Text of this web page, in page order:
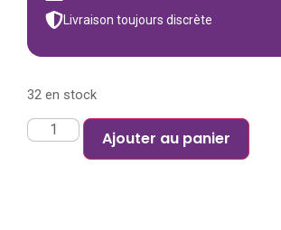
Livraison toujours discrète
32 en stock
Ajouter au panier